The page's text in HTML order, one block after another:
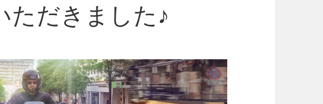
ただきました♪